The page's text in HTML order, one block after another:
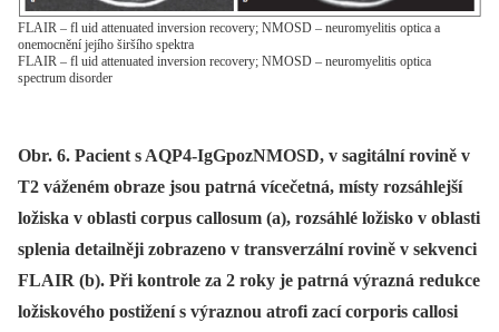
FLAIR – fl uid attenuated inversion recovery; NMOSD – neuromyelitis optica a
onemocnění jejího širšího spektra
FLAIR – fl uid attenuated inversion recovery; NMOSD – neuromyelitis optica
spectrum disorder
Obr. 6. Pacient s AQP4-IgGpozNMOSD, v sagitální rovině v
T2 váženém obraze jsou patrná vícečetná, místy rozsáhlejší
ložiska v oblasti corpus callosum (a), rozsáhlé ložisko v oblasti
splenia detailněji zobrazeno v transverzální rovině v sekvenci
FLAIR (b). Při kontrole za 2 roky je patrná výrazná redukce
ložiskového postižení s výraznou atrofi zací corporis callosi